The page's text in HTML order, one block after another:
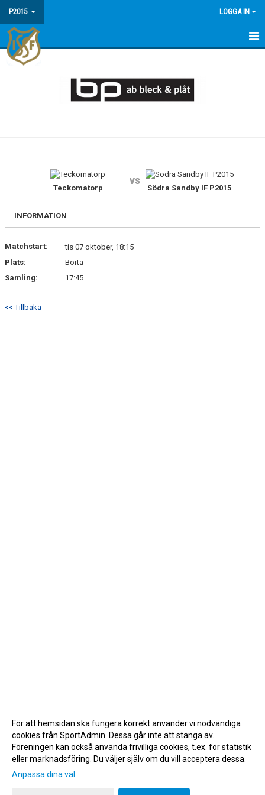
P2015 LOGGA IN
HEM
Teckomatorp
vs
Södra Sandby IF P2015
INFORMATION
Matchstart:
tis 07 oktober, 18:15
Plats:
Borta
Samling:
17:45
<< Tillbaka
Gå till Webbversion
För att hemsidan ska fungera korrekt använder vi nödvändiga
cookies från SportAdmin. Dessa går inte att stänga av.
Föreningen kan också använda frivilliga cookies, t.ex. för statistik
eller marknadsföring. Du väljer själv om du vill acceptera dessa.
Anpassa dina val